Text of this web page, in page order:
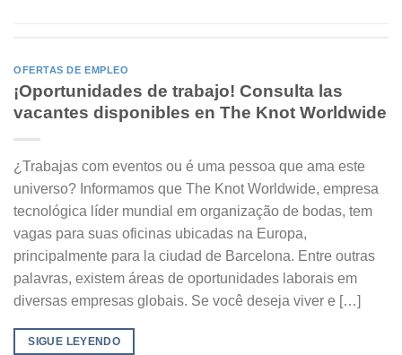
OFERTAS DE EMPLEO
¡Oportunidades de trabajo! Consulta las
vacantes disponibles en The Knot Worldwide
¿Trabajas com eventos ou é uma pessoa que ama este
universo? Informamos que The Knot Worldwide, empresa
tecnológica líder mundial em organização de bodas, tem
vagas para suas oficinas ubicadas na Europa,
principalmente para la ciudad de Barcelona. Entre outras
palavras, existem áreas de oportunidades laborais em
diversas empresas globais. Se você deseja viver e […]
SIGUE LEYENDO